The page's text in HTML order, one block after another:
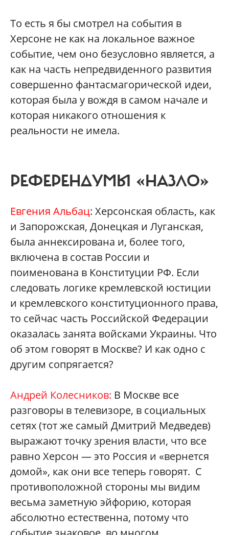
То есть я бы смотрел на события в
Херсоне не как на локальное важное
событие, чем оно безусловно является, а
как на часть непредвиденного развития
совершенно фантасмагорической идеи,
которая была у вождя в самом начале и
которая никакого отношения к
реальности не имела.
РЕФЕРЕНДУМЫ «НАЗЛО»
Евгения Альбац: Херсонская область, как
и Запорожская, Донецкая и Луганская,
была аннексирована и, более того,
включена в состав России и
поименована в Конституции РФ. Если
следовать логике кремлевской юстиции
и кремлевского конституционного права,
то сейчас часть Российской Федерации
оказалась занята войсками Украины. Что
об этом говорят в Москве? И как одно с
другим сопрягается?
Андрей Колесников: В Москве все
разговоры в телевизоре, в социальных
сетях (тот же самый Дмитрий Медведев)
выражают точку зрения власти, что все
равно Херсон — это Россия и «вернется
домой», как они все теперь говорят. С
противоположной стороны мы видим
весьма заметную эйфорию, которая
абсолютно естественна, потому что